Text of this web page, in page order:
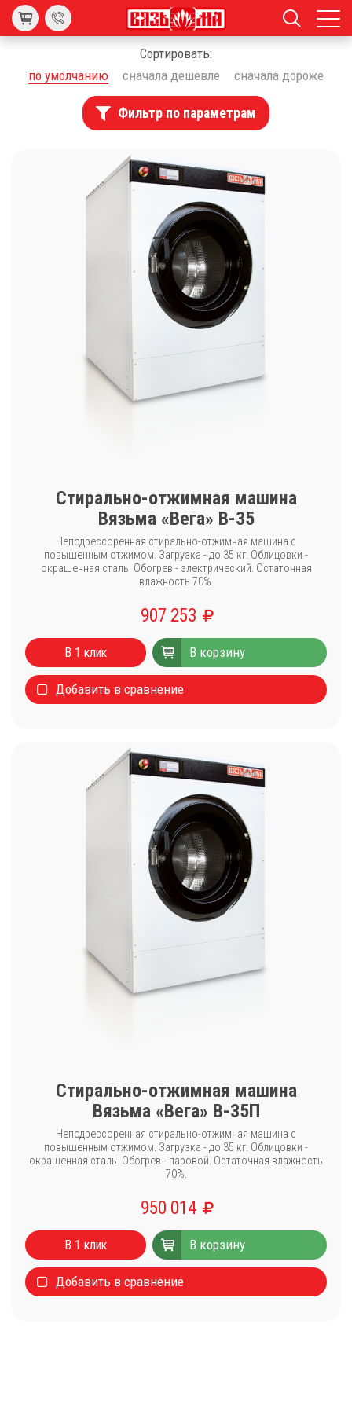
Сортировать:
по умолчанию
сначала дешевле сначала дороже
Фильтр по параметрам
Стирально-отжимная машина
Вязьма «Вега» В-35
Неподрессоренная стирально-отжимная машина с
повышенным отжимом. Загрузка - до 35 кг. Облицовки -
окрашенная сталь. Обогрев - электрический. Остаточная
влажность 70%.
907 253
В 1 клик В корзину
Добавить в сравнение
Стирально-отжимная машина
Вязьма «Вега» В-35П
Неподрессоренная стирально-отжимная машина с
повышенным отжимом. Загрузка - до 35 кг. Облицовки -
окрашенная сталь. Обогрев - паровой. Остаточная влажность
70%.
950 014
В 1 клик В корзину
Добавить в сравнение
Стиральные машины
Сушильные машины
Центрифуги для отжима белья
Оборудование для чистки ковров